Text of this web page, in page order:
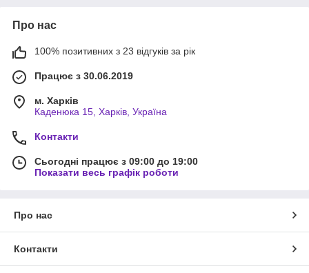
Про нас
100% позитивних з 23 відгуків за рік
Працює з 30.06.2019
м. Харків
Каденюка 15, Харків, Україна
Контакти
Сьогодні працює з 09:00 до 19:00
Показати весь графік роботи
Про нас
Контакти